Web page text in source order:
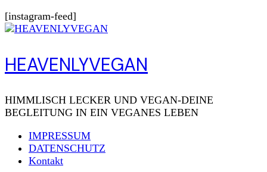
[instagram-feed]
HEAVENLYVEGAN
HIMMLISCH LECKER UND VEGAN-DEINE
BEGLEITUNG IN EIN VEGANES LEBEN
IMPRESSUM
DATENSCHUTZ
Kontakt